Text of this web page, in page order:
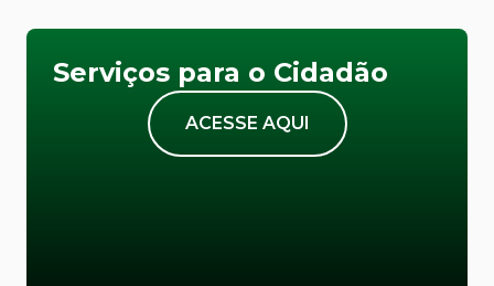
Serviços para o Cidadão
ACESSE AQUI